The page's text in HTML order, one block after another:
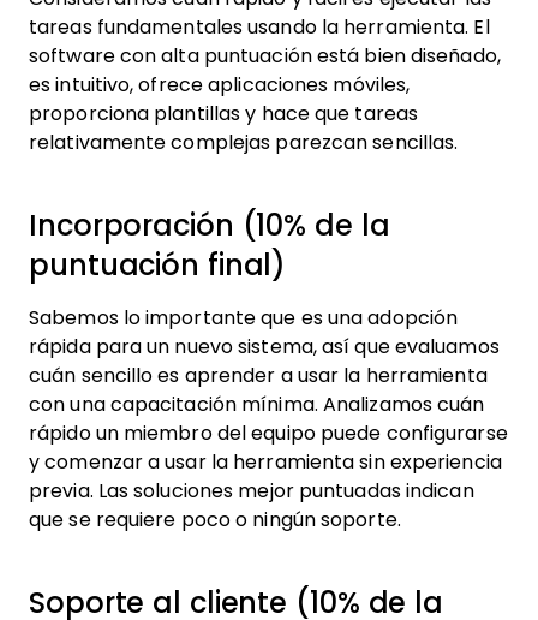
tareas fundamentales usando la herramienta. El
software con alta puntuación está bien diseñado,
es intuitivo, ofrece aplicaciones móviles,
proporciona plantillas y hace que tareas
relativamente complejas parezcan sencillas.
Incorporación (10% de la
puntuación final)
Sabemos lo importante que es una adopción
rápida para un nuevo sistema, así que evaluamos
cuán sencillo es aprender a usar la herramienta
con una capacitación mínima. Analizamos cuán
rápido un miembro del equipo puede configurarse
y comenzar a usar la herramienta sin experiencia
previa. Las soluciones mejor puntuadas indican
que se requiere poco o ningún soporte.
Soporte al cliente (10% de la